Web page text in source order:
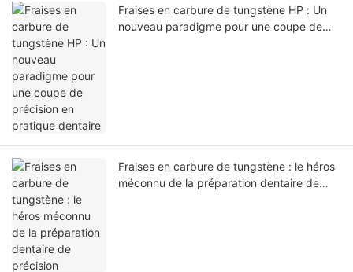
Fraises en carbure de tungstène HP : Un
nouveau paradigme pour une coupe de
Fraises en carbure de tungstène : le héros
méconnu de la préparation dentaire de